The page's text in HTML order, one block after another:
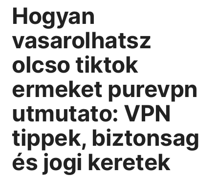
Hogyan
vasarolhatsz
olcso tiktok
ermeket purevpn
utmutato: VPN
tippek, biztonsag
és jogi keretek